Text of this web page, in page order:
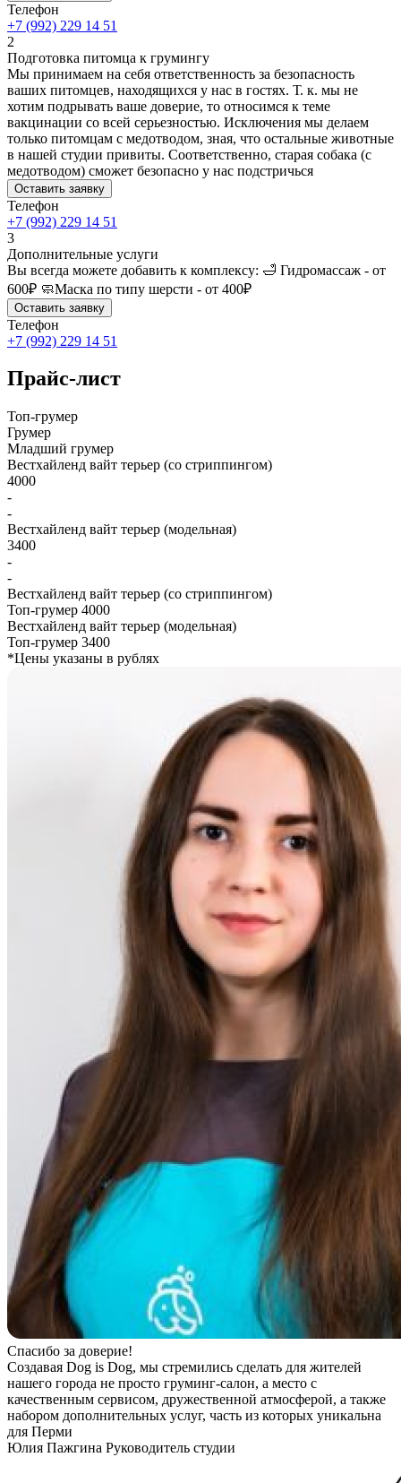
Телефон
+7 (992) 229 14 51
2
Подготовка питомца к грумингу
Мы принимаем на себя ответственность за безопасность
ваших питомцев, находящихся у нас в гостях. Т. к. мы не
хотим подрывать ваше доверие, то относимся к теме
вакцинации со всей серьезностью. Исключения мы делаем
только питомцам с медотводом, зная, что остальные животные
в нашей студии привиты. Соответственно, старая собака (с
медотводом) сможет безопасно у нас подстричься
Оставить заявку
Телефон
+7 (992) 229 14 51
3
Дополнительные услуги
Вы всегда можете добавить к комплексу: 🛁 Гидромассаж - от
600₽ 🧼Маска по типу шерсти - от 400₽
Оставить заявку
Телефон
+7 (992) 229 14 51
Прайс-лист
Топ-грумер
Грумер
Младший грумер
Вестхайленд вайт терьер (со стриппингом)
4000
-
-
Вестхайленд вайт терьер (модельная)
3400
-
-
Вестхайленд вайт терьер (со стриппингом)
Топ-грумер 4000
Вестхайленд вайт терьер (модельная)
Топ-грумер 3400
*Цены указаны в рублях
Спасибо за доверие!
Создавая Dog is Dog, мы стремились сделать для жителей
нашего города не просто груминг-салон, а место с
качественным сервисом, дружественной атмосферой, а также
набором дополнительных услуг, часть из которых уникальна
для Перми
Юлия Пажгина Руководитель студии